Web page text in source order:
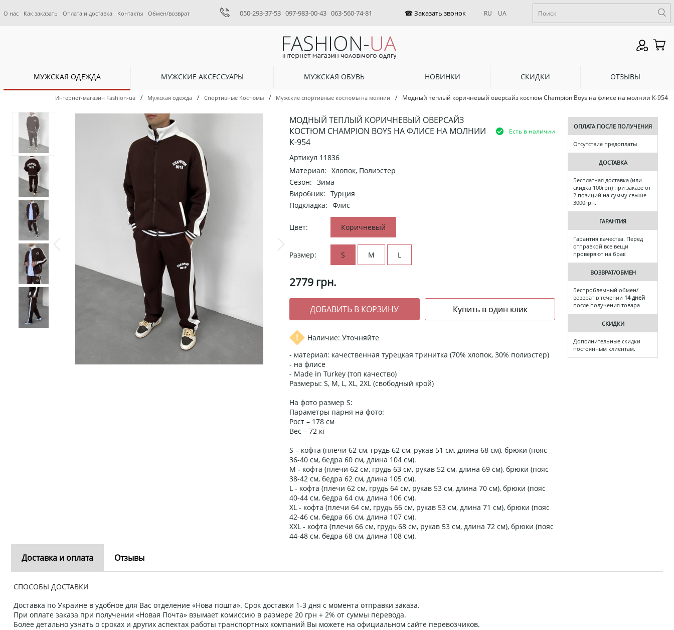
О нас Как заказать Оплата и доставка Контакты Обмен/возврат 050-293-37-53 097-983-00-43 063-560-74-81 RU UA
МУЖСКАЯ ОДЕЖДА МУЖСКИЕ АКСЕССУАРЫ МУЖСКАЯ ОБУВЬ НОВИНКИ СКИДКИ ОТЗЫВЫ
Интернет-магазин Fashion-ua / Мужская одежда / Спортивные Костюмы / Мужские спортивные костюмы на молнии / Модный теплый коричневый оверсайз костюм Champion Boys на флисе на молнии К-954
МОДНЫЙ ТЕПЛЫЙ КОРИЧНЕВЫЙ ОВЕРСАЙЗ
КОСТЮМ CHAMPION BOYS НА ФЛИСЕ НА МОЛНИИ
К-954
Есть в наличии
Артикул 11836
Материал: Хлопок, Полиэстер
Сезон: Зима
Виробник: Турция
Подкладка: Флис
Цвет: Коричневый
Размер: S M L
2779 грн.
Наличие: Уточняйте
- материал: качественная турецкая тринитка (70% хлопок, 30% полиэстер)
- на флисе
- Made in Turkey (топ качество)
Размеры: S, M, L, XL, 2XL (свободный крой)
На фото размер S:
Параметры парня на фото:
Рост – 178 см
Вес – 72 кг
S – кофта (плечи 62 см, грудь 62 см, рукав 51 см, длина 68 см), брюки (пояс
36-40 см, бедра 60 см, длина 104 см).
M - кофта (плечи 62 см, грудь 63 см, рукав 52 см, длина 69 см), брюки (пояс
38-42 см, бедра 62 см, длина 105 см).
L - кофта (плечи 62 см, грудь 64 см, рукав 53 см, длина 70 см), брюки (пояс
40-44 см, бедра 64 см, длина 106 см).
XL - кофта (плечи 64 см, грудь 66 см, рукав 53 см, длина 71 см), брюки (пояс
42-46 см, бедра 66 см, длина 107 см).
XXL - кофта (плечи 66 см, грудь 68 см, рукав 53 см, длина 72 см), брюки (пояс
44-48 см, бедра 68 см, длина 108 см).
ОПЛАТА ПОСЛЕ ПОЛУЧЕНИЯ
Отсутствие предоплаты
ДОСТАВКА
Бесплатная доставка (или
скидка 100грн) при заказе от
2 позиций на сумму свыше
3000грн.
ГАРАНТИЯ
Гарантия качества. Перед
отправкой все вещи
проверяют на брак
ВОЗВРАТ/ОБМЕН
Беспроблемный обмен/
возврат в течении 14 дней
после получения товара
СКИДКИ
Дополнительные скидки
постоянным клиентам.
Доставка и оплата Отзывы
СПОСОБЫ ДОСТАВКИ
Доставка по Украине в удобное для Вас отделение «Нова пошта». Срок доставки 1-3 дня с момента отправки заказа.
При оплате заказа при получении «Новая Почта» взымает комиссию в размере 20 грн + 2% от суммы перевода.
Более детально узнать о сроках и других аспектах работы транспортных компаний Вы можете на официальном сайте перевозчиков.